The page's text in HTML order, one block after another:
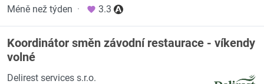
Méně než týden · 3.3
Koordinátor směn závodní restaurace - víkendy
volné
Delirest services s.r.o.